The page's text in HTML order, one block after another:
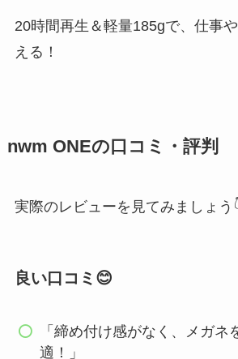
20時間再生＆軽量185gで、仕事
える！
nwm ONEの口コミ・評判
実際のレビューを見てみましょう
良い口コミ😊
「締め付け感がなく、メガネ
適！」